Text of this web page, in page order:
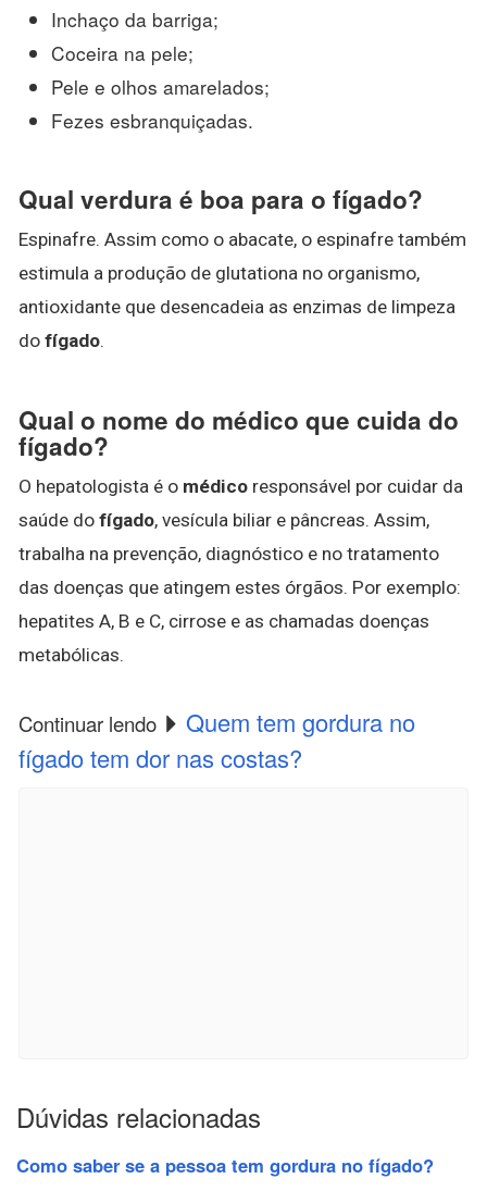
Inchaço da barriga;
Coceira na pele;
Pele e olhos amarelados;
Fezes esbranquiçadas.
Qual verdura é boa para o fígado?
Espinafre. Assim como o abacate, o espinafre também
estimula a produção de glutationa no organismo,
antioxidante que desencadeia as enzimas de limpeza
do fígado.
Qual o nome do médico que cuida do
fígado?
O hepatologista é o médico responsável por cuidar da
saúde do fígado, vesícula biliar e pâncreas. Assim,
trabalha na prevenção, diagnóstico e no tratamento
das doenças que atingem estes órgãos. Por exemplo:
hepatites A, B e C, cirrose e as chamadas doenças
metabólicas.
Continuar lendo
Quem tem gordura no
fígado tem dor nas costas?
Dúvidas relacionadas
Como saber se a pessoa tem gordura no fígado?